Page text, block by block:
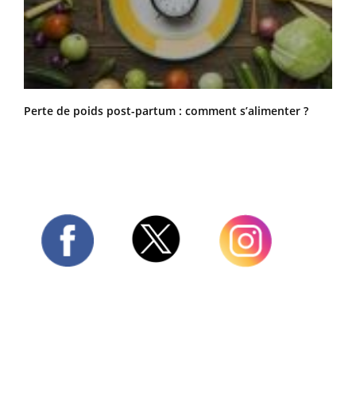
Perte de poids post-partum : comment s’alimenter ?